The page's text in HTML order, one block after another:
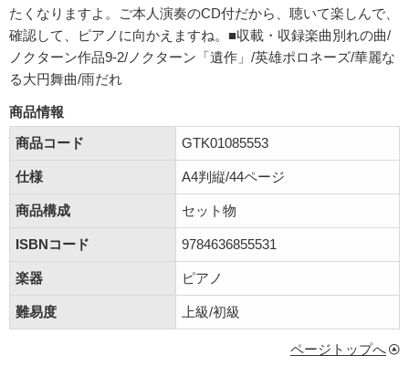
たくなりますよ。ご本人演奏のCD付だから、聴いて楽しんで、
確認して、ピアノに向かえますね。■収載・収録楽曲別れの曲/
ノクターン作品9-2/ノクターン「遺作」/英雄ポロネーズ/華麗な
る大円舞曲/雨だれ
商品情報
商品コード
GTK01085553
仕様 A4判縦/44ページ
商品構成 セット物
ISBNコード 9784636855531
楽器 ピアノ
難易度 上級/初級
ページトップへ